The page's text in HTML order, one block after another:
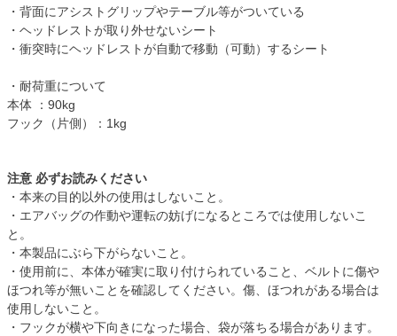
・背面にアシストグリップやテーブル等がついている
・ヘッドレストが取り外せないシート
・衝突時にヘッドレストが自動で移動（可動）するシート
・耐荷重について
本体 ：90kg
フック（片側）：1kg
注意 必ずお読みください
・本来の目的以外の使用はしないこと。
・エアバッグの作動や運転の妨げになるところでは使用しないこ
と。
・本製品にぶら下がらないこと。
・使用前に、本体が確実に取り付けられていること、ベルトに傷や
ほつれ等が無いことを確認してください。傷、ほつれがある場合は
使用しないこと。
・フックが横や下向きになった場合、袋が落ちる場合があります。